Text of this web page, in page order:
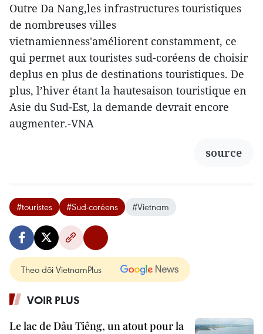
Outre Da Nang,les infrastructures touristiques
de nombreuses villes
vietnamienness'améliorent constamment, ce
qui permet aux touristes sud-coréens de choisir
deplus en plus de destinations touristiques. De
plus, l’hiver étant la hautesaison touristique en
Asie du Sud-Est, la demande devrait encore
augmenter.-VNA
source
#touristes #Sud-coréens #Vietnam
Theo dõi VietnamPlus
VOIR PLUS
Le lac de Dâu Tiêng, un atout pour la